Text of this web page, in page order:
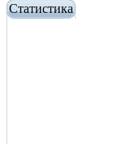
Статистика